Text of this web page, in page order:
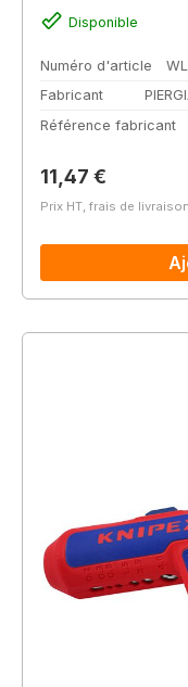
Disponible
Numéro d'article
Fabricant
Référence fabricant
Prix régulier :
11,47 €
Prix HT, frais de